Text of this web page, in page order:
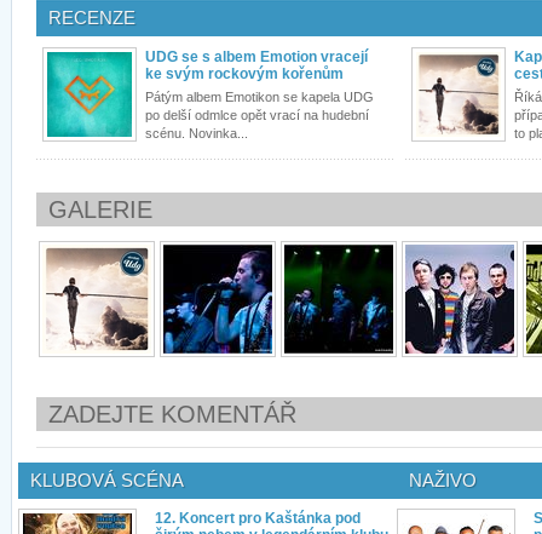
RECENZE
UDG se s albem Emotion vracejí
ke svým rockovým kořenům
Pátým albem Emotikon se kapela UDG
po delší odmlce opět vrací na hudební
scénu. Novinka...
to
GALERIE
ZADEJTE KOMENTÁŘ
KLUBOVÁ SCÉNA
12. Koncert pro Kaštánka pod
NAŽIVO